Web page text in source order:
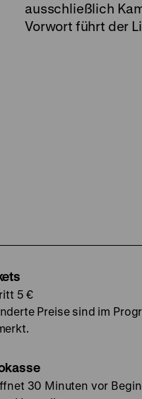
ausschließlich
Vorwort führt der
5 €
Preise sind im
30 Minuten vor